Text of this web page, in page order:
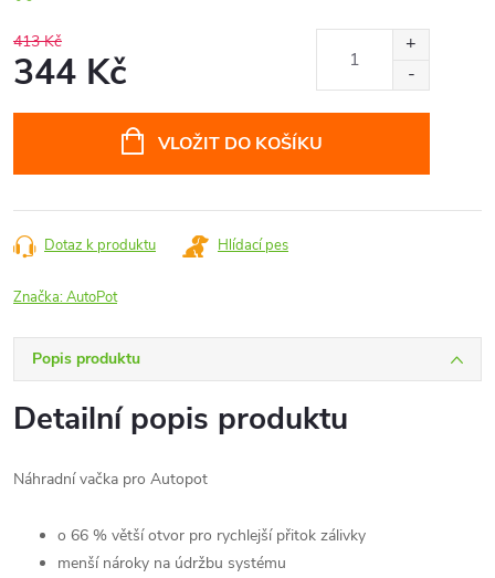
413 Kč
344 Kč
VLOŽIT DO KOŠÍKU
Dotaz k produktu Hlídací pes
Značka:AutoPot
Popis produktu
Detailní popis produktu
Náhradní vačka pro Autopot
o 66 % větší otvor pro rychlejší přitok zálivky
menší nároky na údržbu systému